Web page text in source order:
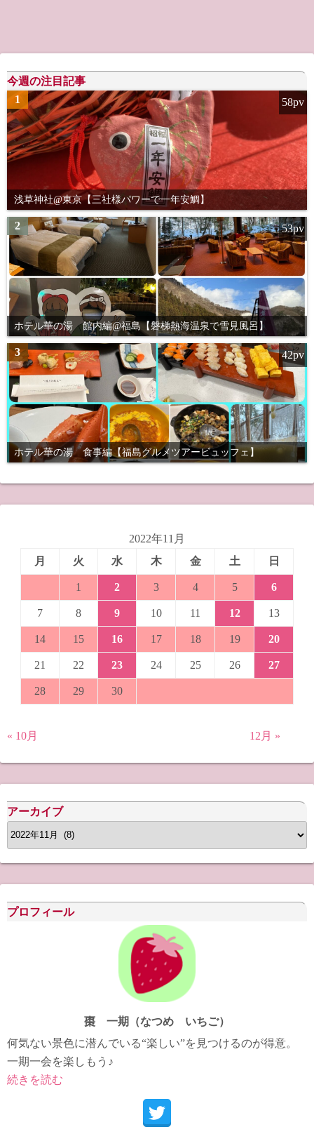
今週の注目記事
1
浅草神社@東京【三社様パワーで一年安鯛】
58pv
2
ホテル華の湯 館内編@福島【磐梯熱海温泉で雪見風呂】
53pv
3
ホテル華の湯 食事編【福島グルメツアービュッフェ】
42pv
2022年11月
月
火 水 木 金 土 日
1 2 3 4 5 6
7 8 9 10 11 12 13
14 15 16 17 18 19 20
21 22 23 24 25 26 27
28 29 30
« 10月 12月 »
アーカイブ
ア
ー
カ
イ
ブ
プロフィール
棗 一期（なつめ いちご）
何気ない景色に潜んでいる“楽しい”を見つけるのが得意。
一期一会を楽しもう♪
続きを読む